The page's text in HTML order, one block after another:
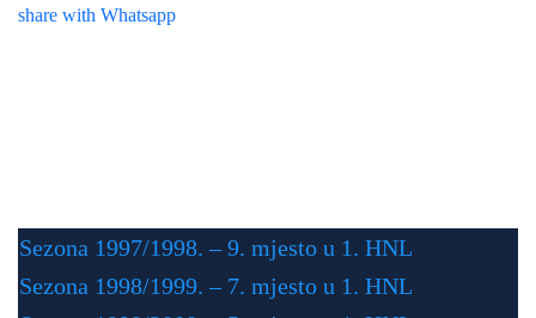
share with Whatsapp
Sezona 1997/1998. – 9. mjesto u 1. HNL
Sezona 1998/1999. – 7. mjesto u 1. HNL